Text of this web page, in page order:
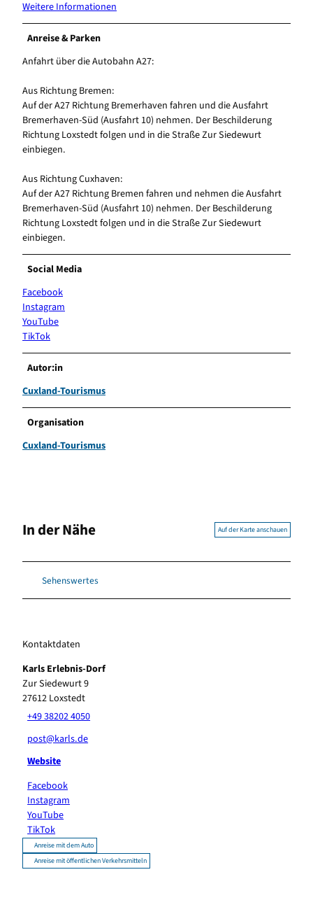
Weitere Informationen
Anreise & Parken
Anfahrt über die Autobahn A27:
Aus Richtung Bremen:
Auf der A27 Richtung Bremerhaven fahren und die Ausfahrt
Bremerhaven-Süd (Ausfahrt 10) nehmen. Der Beschilderung
Richtung Loxstedt folgen und in die Straße Zur Siedewurt
einbiegen.
Aus Richtung Cuxhaven:
Auf der A27 Richtung Bremen fahren und nehmen die Ausfahrt
Bremerhaven-Süd (Ausfahrt 10) nehmen. Der Beschilderung
Richtung Loxstedt folgen und in die Straße Zur Siedewurt
einbiegen.
Social Media
Facebook
Instagram
YouTube
TikTok
Autor:in
Cuxland-Tourismus
Organisation
Cuxland-Tourismus
In der Nähe Auf der Karte anschauen
Sehenswertes
Kontaktdaten
Karls Erlebnis-Dorf
Zur Siedewurt 9
27612 Loxstedt
+49 38202 4050
post@karls.de
Website
Facebook
Instagram
YouTube
TikTok
Anreise mit dem Auto
Anreise mit öffentlichen Verkehrsmitteln